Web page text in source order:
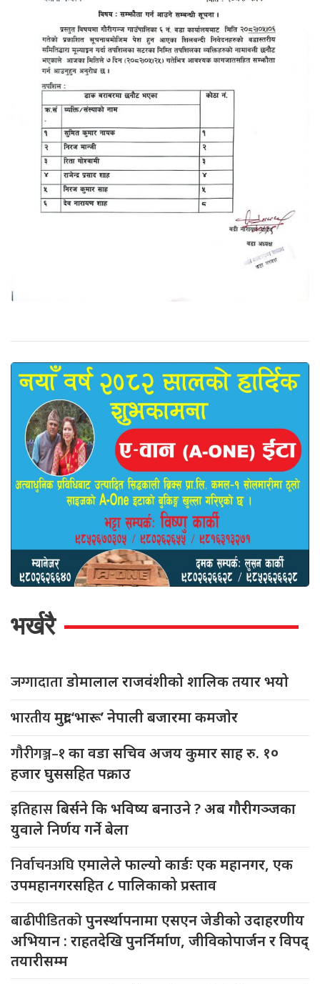
भर्खरै
जग्गादाताडोमालाल राजवंशीको शालिक तयार भयो
भारतीयमुद्रा ‘भारू’ नेपाली बजारमा कमजाेर
गौरीगञ्ज–१का वडा सचिव अजय कुमार साह रु. १०
हजार घुससहित पक्राउ
इतिहासबिर्सने कि भविष्य बनाउने ? अब गौरीगञ्जका
युवाले निर्णय गर्ने बेला
निर्वाचनअघिएमालेले फाल्यो कार्डः एक महानगर, एक
उपमहानगरसहित ८ पालिकाको प्रस्ताव
बाढीपीडितकोपुनर्स्थापनामा एसएन जेडीको उदाहरणीय
अभियान : राहतदेखि पुनर्निर्माण, जीविकोपार्जन र विपद्
तयारीसम्म